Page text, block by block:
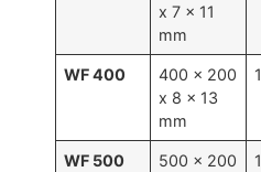
x 7 x 11
mm
WF 400
400 x 200
x 8 x 13
mm
WF 500
500 x 200